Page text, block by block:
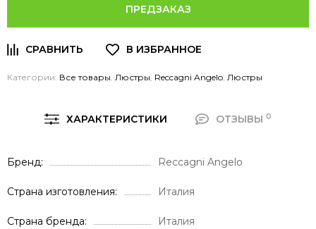
ПРЕДЗАКАЗ
Категории: Все товары, Люстры, Reccagni Angelo, Люстры
ХАРАКТЕРИСТИКИ ОТЗЫВЫ 0
Бренд Reccagni Angelo
Страна изготовления Италия
Страна бренда Италия